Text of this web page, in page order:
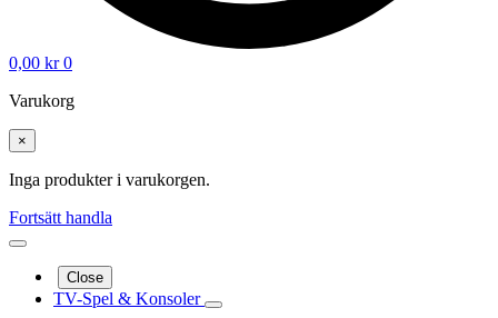
0,00 kr 0
Varukorg
×
Inga produkter i varukorgen.
Fortsätt handla
Close
TV-Spel & Konsoler